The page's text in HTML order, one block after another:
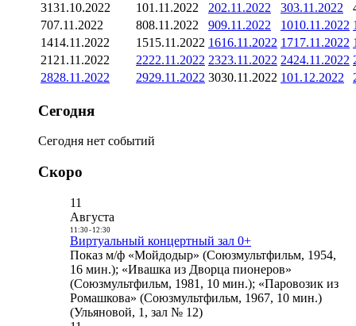
3131.10.2022 101.11.2022 202.11.2022 303.11.2022
707.11.2022 808.11.2022 909.11.2022 1010.11.2022
1414.11.2022 1515.11.2022 1616.11.2022 1717.11.2022
21 21.11.2022 2222.11.2022 2323.11.2022 2424.11.2022
2828.11.2022 2929.11.2022 3030.11.2022 101.12.2022
Сегодня
Сегодня нет событий
Скоро
11
Августа
11:30- 12:30
Виртуальный концертный зал 0+
Показ м/ф «Мойдодыр» (Союзмультфильм, 1954,
16 мин.); «Ивашка из Дворца пионеров»
(Союзмультфильм, 1981, 10 мин.); «Паровозик из
Ромашкова» (Союзмультфильм, 1967, 10 мин.)
(Ульяновой, 1, зал № 12)